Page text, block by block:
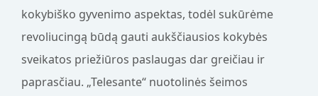
kokybiško gyvenimo aspektas, todėl sukūrėme
revoliucingą būdą gauti aukščiausios kokybės
sveikatos priežiūros paslaugas dar greičiau ir
paprasčiau. „Telesante“ nuotolinės šeimos